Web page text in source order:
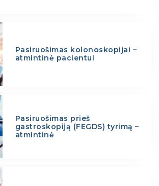
Pasiruošimas kolonoskopijai –
atmintinė pacientui
Pasiruošimas prieš
gastroskopiją (FEGDS) tyrimą –
atmintinė